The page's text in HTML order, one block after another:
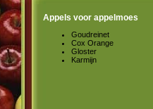
Appels voor appelmoes
Goudreinet
Cox Orange
Gloster
Karmijn